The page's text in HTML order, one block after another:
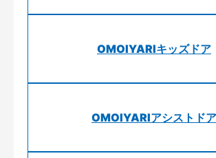
OMOIYARIキッズドア
OMOIYARIアシストドア